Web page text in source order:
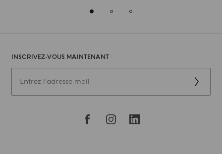
INSCRIVEZ-VOUS MAINTENANT